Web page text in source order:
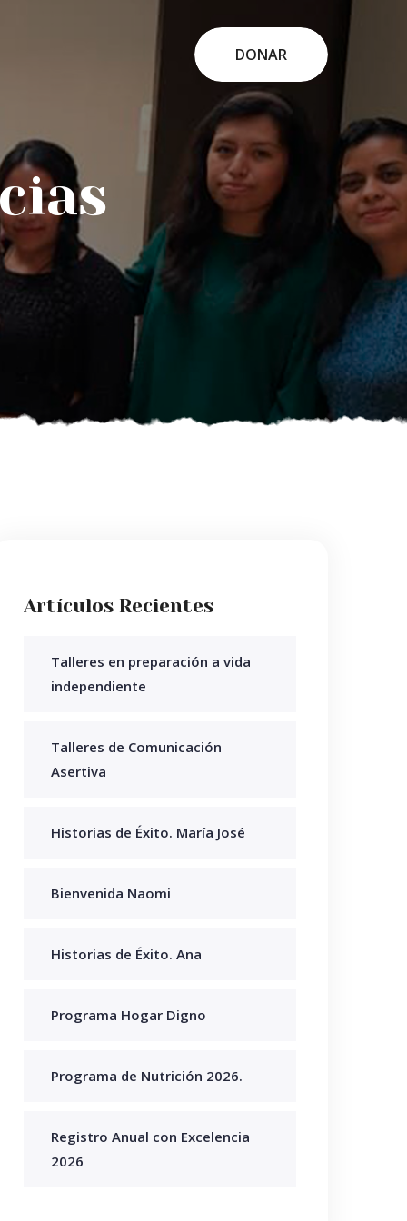
DONAR
Artículos Recientes
Talleres en preparación a vida
independiente
Talleres de Comunicación
Asertiva
Historias de Éxito. María José
Bienvenida Naomi
Historias de Éxito. Ana
Programa Hogar Digno
Programa de Nutrición 2026.
Registro Anual con Excelencia
2026